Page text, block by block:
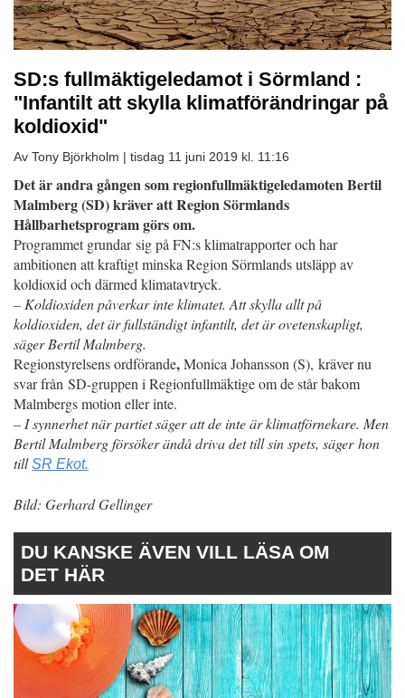
SD:s fullmäktigeledamot i Sörmland :
"Infantilt att skylla klimatförändringar på
koldioxid"
Av Tony Björkholm | tisdag 11 juni 2019 kl. 11:16
Det är andra gången som regionfullmäktigeledamoten Bertil
Malmberg (SD) kräver att Region Sörmlands
Hållbarhetsprogram görs om.
Programmet grundar sig på FN:s klimatrapporter och har
ambitionen att kraftigt minska Region Sörmlands utsläpp av
koldioxid och därmed klimatavtryck.
– Koldioxiden påverkar inte klimatet. Att skylla allt på
koldioxiden, det är fullständigt infantilt, det är ovetenskapligt,
säger Bertil Malmberg.
Regionstyrelsens ordförande,Monica Johansson (S), kräver nu
svar från SD-gruppen i Regionfullmäktige om de står bakom
Malmbergs motion eller inte.
– I synnerhet när partiet säger att de inte är klimatförnekare. Men
Bertil Malmberg försöker ändå driva det till sin spets, säger hon
tillSR Ekot.
Bild: Gerhard Gellinger
DU KANSKE ÄVEN VILL LÄSA OM
DET HÄR